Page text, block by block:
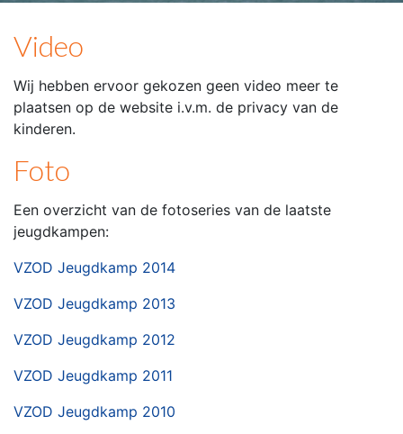
Video
Wij hebben ervoor gekozen geen video meer te
plaatsen op de website i.v.m. de privacy van de
kinderen.
Foto
Een overzicht van de fotoseries van de laatste
jeugdkampen:
VZOD Jeugdkamp 2014
VZOD Jeugdkamp 2013
VZOD Jeugdkamp 2012
VZOD Jeugdkamp 2011
VZOD Jeugdkamp 2010